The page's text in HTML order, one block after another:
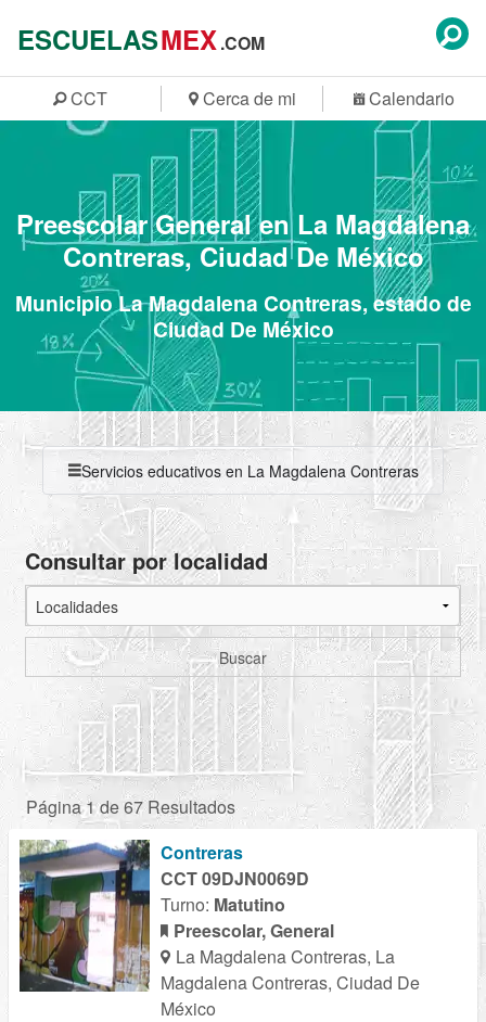
ESCUELASMEX.COM
CCT Cerca de mi Calendario
Preescolar General en La Magdalena
Contreras, Ciudad De México
Municipio La Magdalena Contreras, estado de
Ciudad De México
Servicios educativos en La Magdalena Contreras
Consultar por localidad
Buscar
Página 1 de 67 Resultados
Contreras
CCT 09DJN0069D
Turno: Matutino
Preescolar, General
La Magdalena Contreras, La
Magdalena Contreras, Ciudad De
México